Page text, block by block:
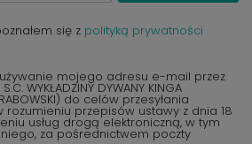
się z polityką prywatności
mojego adresu e-mail przez
WYKŁADZINY DYWANY KINGA
do celów przesyłania
przepisów ustawy z dnia 18
usług drogą elektroniczną, w tym
za pośrednictwem poczty